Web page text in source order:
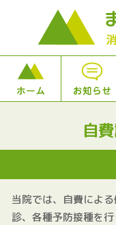
自
当院では、自費によ
診、各種予防接種を行
ホーム
クリニックにつ
診療時間